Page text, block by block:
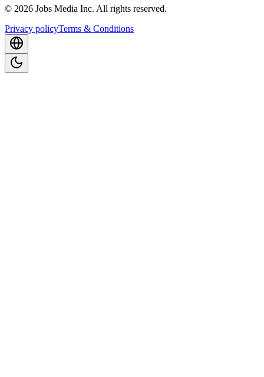
© 2026 Jobs Media Inc. All rights reserved.
Privacy policyTerms & Conditions